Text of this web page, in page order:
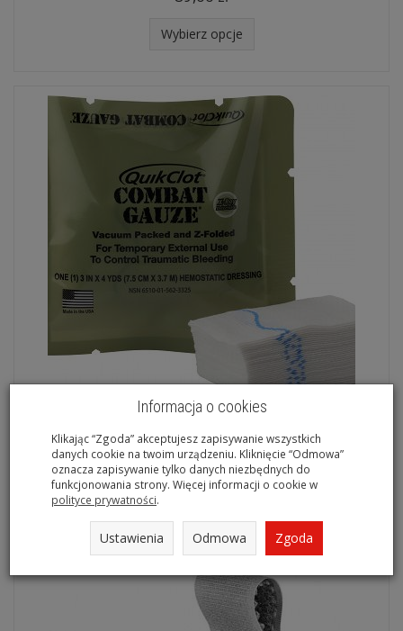
Wybierz opcje
Quik Clot Combat Gazue Opatrunek hemostatyczny
159,00 zł
Informacja o cookies
Klikając “Zgoda” akceptujesz zapisywanie wszystkich
danych cookie na twoim urządzeniu. Kliknięcie “Odmowa”
oznacza zapisywanie tylko danych niezbędnych do
funkcjonowania strony. Więcej informacji o cookie w
polityce prywatności.
Ustawienia Odmowa Zgoda